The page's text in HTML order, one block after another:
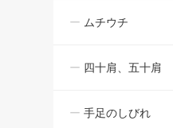
ムチウチ
四十肩、五十肩
手足のしびれ